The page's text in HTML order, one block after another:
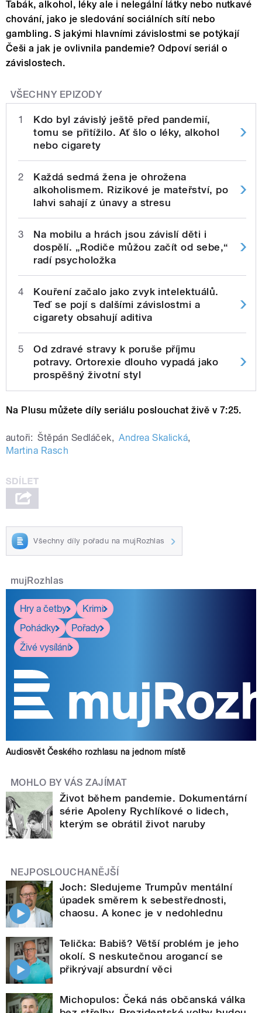
Tabák, alkohol, léky ale i nelegální látky nebo nutkavé
chování, jako je sledování sociálních sítí nebo
gambling. S jakými hlavními závislostmi se potýkají
Češi a jak je ovlivnila pandemie? Odpoví seriál o
závislostech.
VŠECHNY EPIZODY
1
Kdo byl závislý ještě před pandemií,
tomu se přitížilo. Ať šlo o léky, alkohol
nebo cigarety
2
Každá sedmá žena je ohrožena
alkoholismem. Rizikové je mateřství, po
lahvi sahají z únavy a stresu
3
Na mobilu a hrách jsou závislí děti i
dospělí. „Rodiče můžou začít od sebe,“
radí psycholožka
4
Kouření začalo jako zvyk intelektuálů.
Teď se pojí s dalšími závislostmi a
cigarety obsahují aditiva
5
Od zdravé stravy k poruše příjmu
potravy. Ortorexie dlouho vypadá jako
prospěšný životní styl
Na Plusu můžete díly seriálu poslouchat živě v 7:25.
autoři: Štěpán Sedláček, Andrea Skalická,
Martina Rasch
Všechny díly pořadu na mujRozhlas
mujRozhlas
Hry a četby
Krimi
Pohádky
Pořady
Živé vysílání
Audiosvět Českého rozhlasu na jednom místě
MOHLO BY VÁS ZAJÍMAT
Život během pandemie. Dokumentární
série Apoleny Rychlíkové o lidech,
kterým se obrátil život naruby
NEJPOSLOUCHANĚJŠÍ
Joch: Sledujeme Trumpův mentální
úpadek směrem k sebestřednosti,
chaosu. A konec je v nedohlednu
Telička: Babiš? Větší problém je jeho
okolí. S neskutečnou arogancí se
přikrývají absurdní věci
Michopulos: Čeká nás občanská válka